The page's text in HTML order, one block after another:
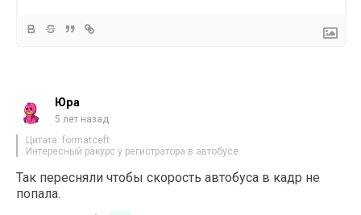
Юра
5 лет назад
Цитата: formatceft
Интересный ракурс у регистратора в автобусе.
Так пересняли чтобы скорость автобуса в кадр не
попала.